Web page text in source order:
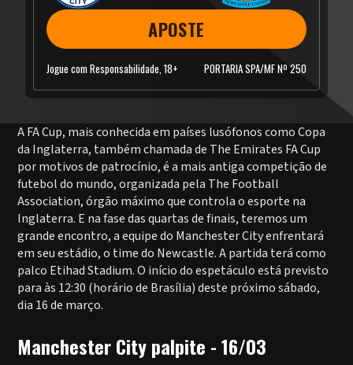
APOSTE
Jogue com Responsabilidade, 18+ PORTARIA SPA/MF Nº 250
A FA Cup, mais conhecida em países lusófonos como Copa
da Inglaterra, também chamada de The Emirates FA Cup
por motivos de patrocínio, é a mais antiga competição de
futebol do mundo, organizada pela The Football
Association, órgão máximo que controla o esporte na
Inglaterra. E na fase das quartas de finais, teremos um
grande encontro, a equipe do Manchester City enfrentará
em seu estádio, o time do Newcastle. A partida terá como
palco Etihad Stadium. O início do espetáculo está previsto
para às 12:30 (horário de Brasília) deste próximo sábado,
dia 16 de março.
Manchester City palpite - 16/03